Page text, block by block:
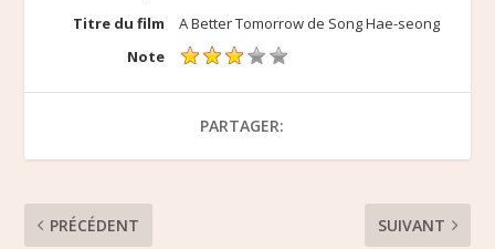
Titre du film
A Better Tomorrow de Song Hae-seong
Note
PARTAGER:
PRÉCÉDENT SUIVANT